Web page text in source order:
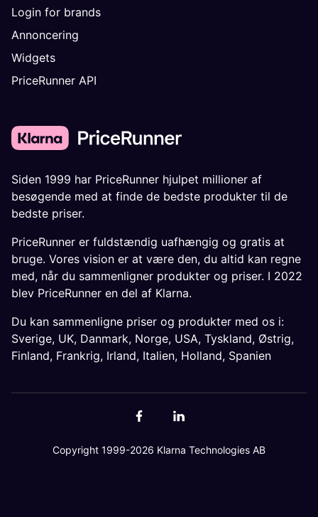
Login for brands
Annoncering
Widgets
PriceRunner API
Siden 1999 har PriceRunner hjulpet millioner af
besøgende med at finde de bedste produkter til de
bedste priser.
PriceRunner er fuldstændig uafhængig og gratis at
bruge. Vores vision er at være den, du altid kan regne
med, når du sammenligner produkter og priser. I 2022
blev PriceRunner en del af Klarna.
Du kan sammenligne priser og produkter med os i:
Sverige, UK, Danmark, Norge, USA, Tyskland, Østrig,
Finland, Frankrig, Irland, Italien, Holland, Spanien
Copyright 1999-2026 Klarna Technologies AB